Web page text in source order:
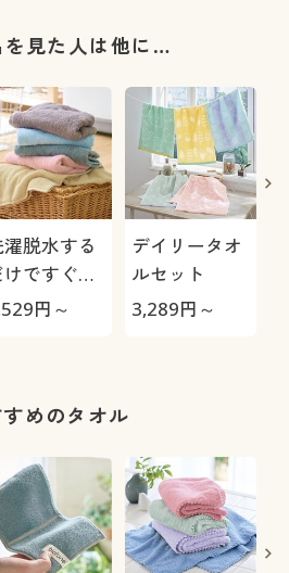
を見た人は他に…
脱水する
けですぐ乾
オル(同色
円～
デイリータオ
ルセット
3,289円～
めのタオル